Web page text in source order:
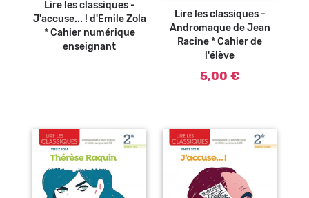
Lire les classiques -
J'accuse... ! d'Emile Zola
* Cahier numérique
enseignant
Lire les classiques -
Andromaque de Jean
Racine * Cahier de
l'élève
5,00 €